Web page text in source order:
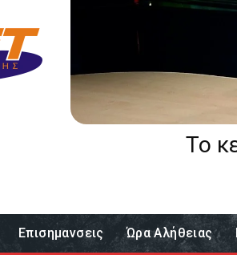
Το
Επισημανσεις Ώρα Αλήθειας